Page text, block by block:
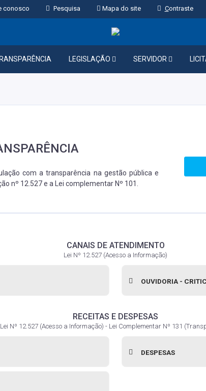
conosco Pesquisa Mapa do site Contraste
LEGISLAÇÃO SERVIDOR
com a transparência na gestão pública e
nº 12.527 e a Lei complementar Nº 101.
CANAIS DE ATENDIMENTO
Lei Nº 12.527 (Acesso a Informação)
OUVIDORIA -
RECEITAS E DESPESAS
Lei Nº 12.527 (Acesso a Informação) - Lei Complementar Nº 131
DESPESAS